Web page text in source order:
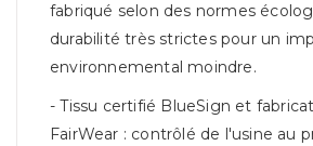
fabriqué selon des normes
durabilité très strictes pour un
environnemental moindre.
- Tissu certifié BlueSign et
FairWear : contrôlé de l'usine au